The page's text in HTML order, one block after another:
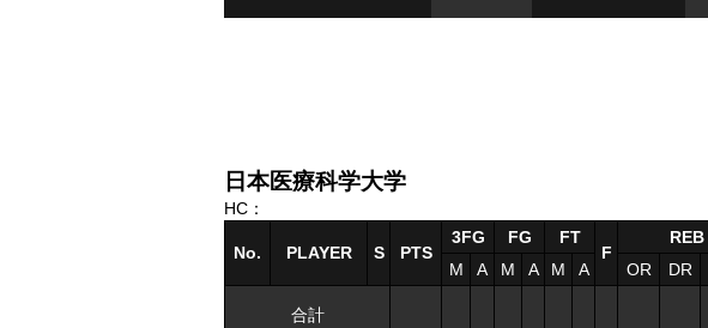
日本医療科学大学
HC：
No. PLAYER S PTS
3FG FG
FT
F
REB
M
A M A M A OR DR
合計